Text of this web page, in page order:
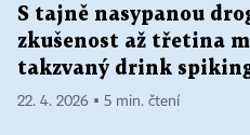
S tajně nasypanou
zkušenost až třetina
takzvaný drink
22. 4. 2026 ▪ 5 min. čtení